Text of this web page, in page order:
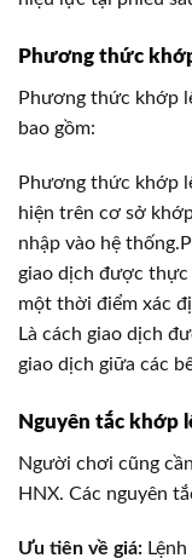
Phương thức
Phương thức khớp
bao gồm:
Phương thức khớp
hiện trên cơ sở
nhập vào hệ
giao dịch được
một thời điểm xác
Là cách giao dịch
giao dịch giữa các
Nguyên tắc khớp
Người chơi cũng
HNX. Các nguyên
Ưu tiên về giá: